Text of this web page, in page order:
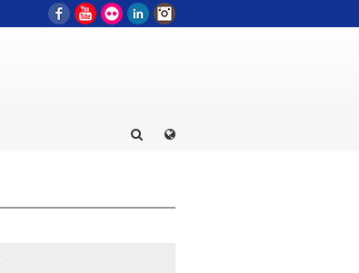
FacebookYouTube
Flickr LinkedIn